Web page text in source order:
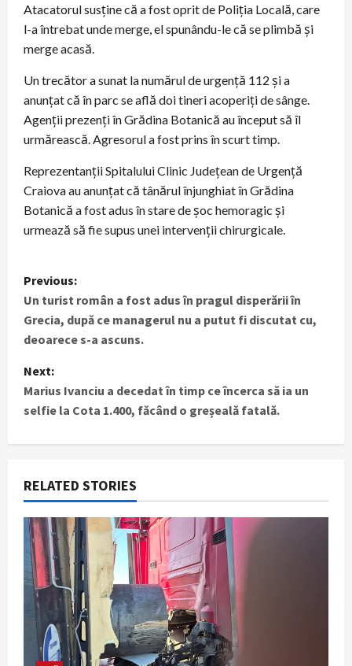
Atacatorul susține că a fost oprit de Poliția Locală, care
l-a întrebat unde merge, el spunându-le că se plimbă și
merge acasă.
Un trecător a sunat la numărul de urgență 112 și a
anunțat că în parc se află doi tineri acoperiți de sânge.
Agenții prezenți în Grădina Botanică au început să îl
urmărească. Agresorul a fost prins în scurt timp.
Reprezentanții Spitalului Clinic Județean de Urgență
Craiova au anunțat că tânărul înjunghiat în Grădina
Botanică a fost adus în stare de șoc hemoragic și
urmează să fie supus unei intervenții chirurgicale.
P
o
s
t
n
a
v
i
g
a
t
Previous:
Un turist român a fost adus în pragul disperării în
Grecia, după ce managerul nu a putut fi discutat cu,
deoarece s-a ascuns.
Next:
Marius Ivanciu a decedat în timp ce încerca să ia un
selfie la Cota 1.400, făcând o greșeală fatală.
RELATED STORIES